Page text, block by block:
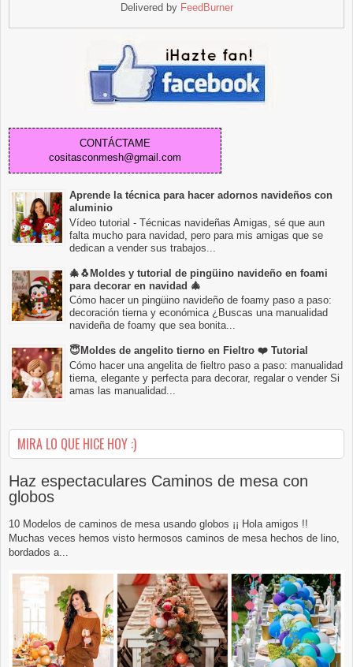
Delivered by FeedBurner
CONTÁCTAME
cositasconmesh@gmail.com
Aprende la técnica para hacer adornos navideños con
aluminio
Vídeo tutorial - Técnicas navideñas Amigas, sé que aun
falta mucho para navidad, pero para mis amigas que se
dedican a vender sus trabajos...
🎄🐧Moldes y tutorial de pingüino navideño en foami
para decorar en navidad 🎄
Cómo hacer un pingüino navideño de foamy paso a paso:
decoración tierna y económica ¿Buscas una manualidad
navideña de foamy que sea bonita...
😇Moldes de angelito tierno en Fieltro ❤️ Tutorial
Cómo hacer una angelita de fieltro paso a paso: manualidad
tierna, elegante y perfecta para decorar, regalar o vender Si
amas las manualidad...
MIRA LO QUE HICE HOY :)
Haz espectaculares Caminos de mesa con
globos
10 Modelos de caminos de mesa usando globos ¡¡ Hola amigos !!
Muchas veces hemos visto hermosos caminos de mesa hechos de lino,
bordados a...